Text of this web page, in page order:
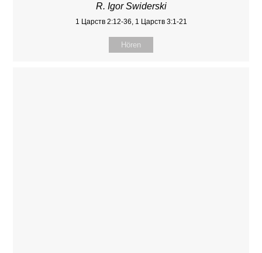
R. Igor Swiderski
1 Царств 2:12-36, 1 Царств 3:1-21
Hören